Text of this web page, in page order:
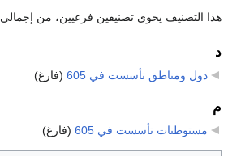
هذا التصنيف يحوي تصنيفين فرعيين، من إجمالي 2.
د
دول ومناطق تأسست في 605 (فارغ)
م
مستوطنات تأسست في 605 (فارغ)